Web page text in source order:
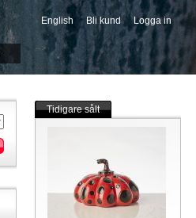
English Bli kund Logga in
-->
Tidigare sålt